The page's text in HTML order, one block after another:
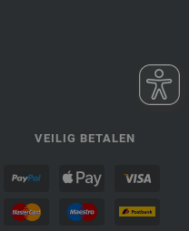
VEILIG BETALEN